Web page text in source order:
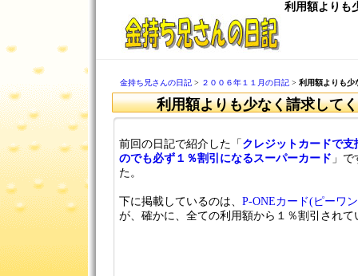
利用額よりも
金持ち兄さんの日記 > ２００６年１１月の日記 > 利用額よりも少
利用額よりも少なく請求して
前回の日記で紹介した「 クレジットカードで
のでも必ず１％割引になるスーパーカード 」
た。
下に掲載しているのは、 P-ONEカード(ピーワ
が、確かに、全ての利用額から１％割引されて